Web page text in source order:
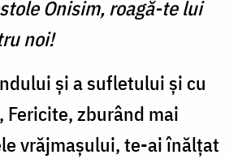
Onisim, roagă-te lui
noi!
şi a sufletului şi cu
zburând mai
vrăjmaşului, te-ai înălţat